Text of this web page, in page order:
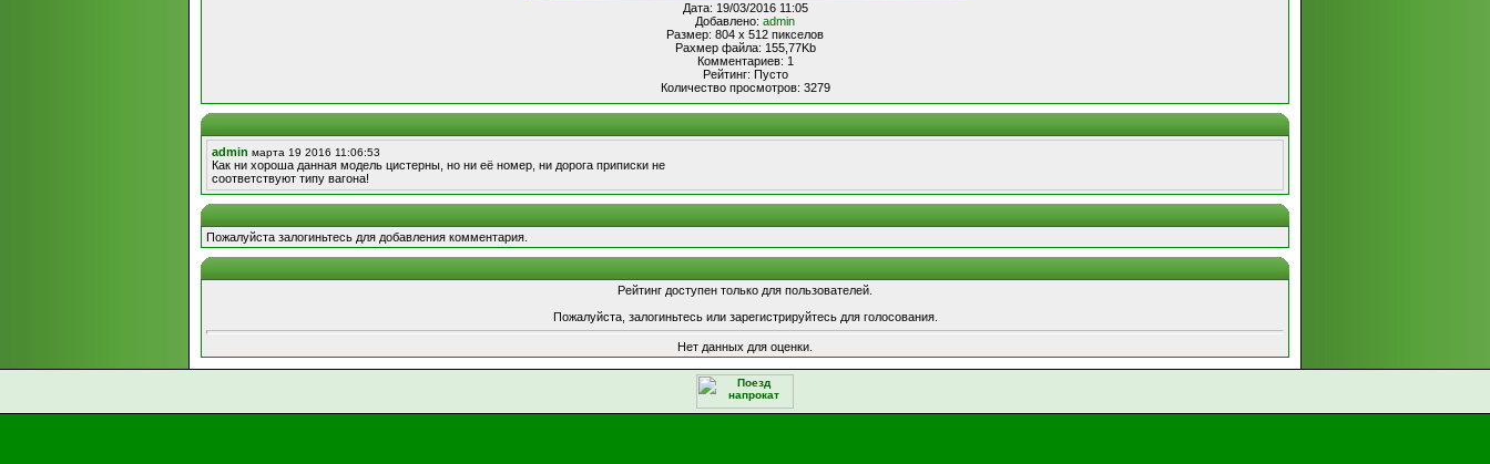
Дата: 19/03/2016 11:05
Добавлено: admin
Размер: 804 x 512 пикселов
Рахмер файла: 155,77Kb
Комментариев: 1
Рейтинг: Пусто
Количество просмотров: 3279
admin марта 19 2016 11:06:53
Как ни хороша данная модель цистерны, но ни её номер, ни дорога приписки не
соответствуют типу вагона!
Пожалуйста залогиньтесь для добавления комментария.
Рейтинг доступен только для пользователей.
Пожалуйста, залогиньтесь или зарегистрируйтесь для голосования.
Нет данных для оценки.